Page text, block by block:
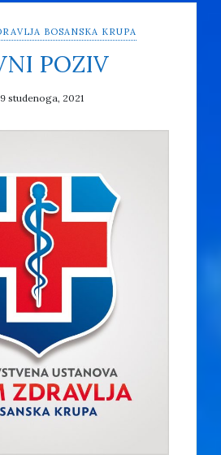
BOSANSKA KRUPA
POZIV
studenoga, 2021